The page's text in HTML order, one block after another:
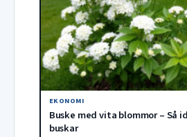
EKONOMI
Buske med vita blommor – Så
buskar